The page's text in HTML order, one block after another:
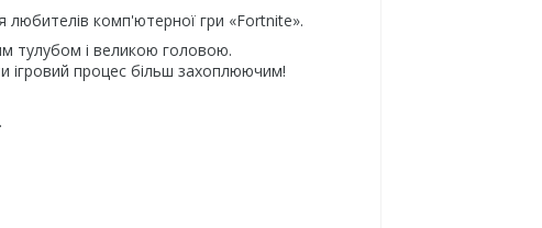
любителів комп'ютерної гри «Fortnite».
тулубом і великою головою.
ігровий процес більш захоплюючим!